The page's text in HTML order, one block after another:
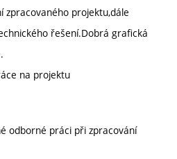
zpracovaného projektu,dále
řešení.Dobrá grafická
na projektu
odborné práci při zpracování